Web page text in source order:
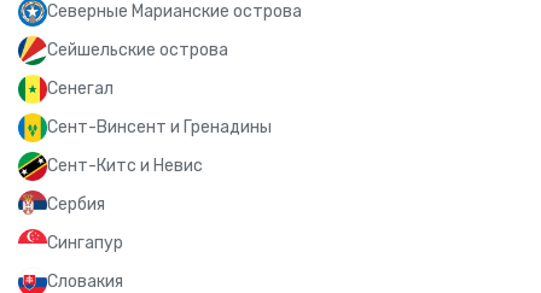
Северные Марианские острова
Сейшельские острова
Сенегал
Сент-Винсент и Гренадины
Сент-Китс и Невис
Сербия
Сингапур
Словакия